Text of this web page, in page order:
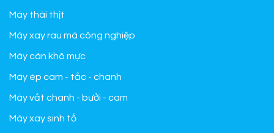
Máy thái thịt
Máy xay rau má công nghiệp
Máy cán khô mực
Máy ép cam - tắc - chanh
Máy vắt chanh - bưởi - cam
Máy xay sinh tố